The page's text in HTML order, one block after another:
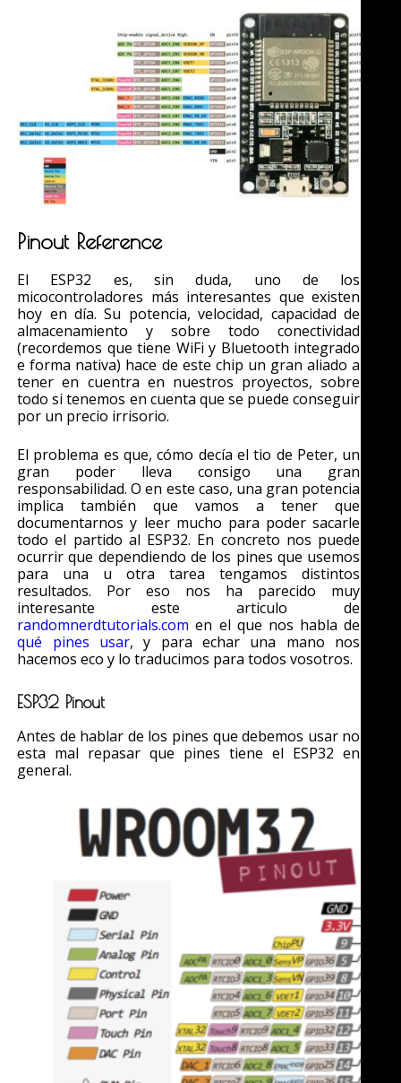
Pinout Reference
El ESP32 es, sin duda, uno de los
micocontroladores más interesantes que existen
hoy en día. Su potencia, velocidad, capacidad de
almacenamiento y sobre todo conectividad
(recordemos que tiene WiFi y Bluetooth integrado
e forma nativa) hace de este chip un gran aliado a
tener en cuentra en nuestros proyectos, sobre
todo si tenemos en cuenta que se puede conseguir
por un precio irrisorio.
El problema es que, cómo decía el tio de Peter, un
gran poder lleva consigo una gran
responsabilidad. O en este caso, una gran potencia
implica también que vamos a tener que
documentarnos y leer mucho para poder sacarle
todo el partido al ESP32. En concreto nos puede
ocurrir que dependiendo de los pines que usemos
para una u otra tarea tengamos distintos
resultados. Por eso nos ha parecido muy
interesante este articulo de
randomnerdtutorials.com en el que nos habla de
qué pines usar, y para echar una mano nos
hacemos eco y lo traducimos para todos vosotros.
ESP32 Pinout
Antes de hablar de los pines que debemos usar no
esta mal repasar que pines tiene el ESP32 en
general.